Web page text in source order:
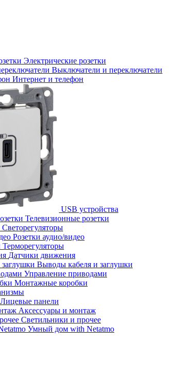
Электрические розетки
Выключатели и переключатели
Интернет и телефон
USB устройства
Телевизионные розетки
Светорегуляторы
Розетки аудио/видео
Терморегуляторы
Датчики движения
Выводы кабеля и заглушки
Управление приводами
Монтажные коробки
Лицевые панели
Аксессуары и монтаж
Светильники и прочее
Умный дом with Netatmo